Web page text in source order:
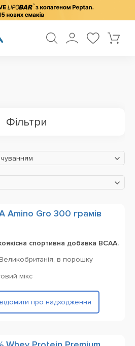
Фільтри
Amino Gro 300 грамів
спортивна добавка BCAA.
Великобританія, в порошку
мікс
про надходження